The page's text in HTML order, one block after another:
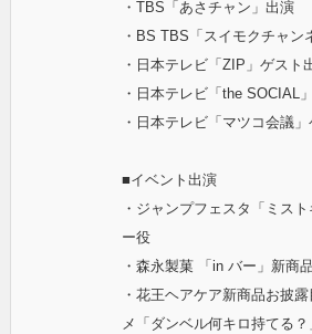
・TBS「あさチャン」出演
・BS TBS「スイモクチャン
・日本テレビ「ZIP」ゲスト
・日本テレビ「the SOCIAL
・日本テレビ「マツコ会議
■イベント出演
・ジャンプフェスタ「ミス
ー役
・森永製菓 「in バー」新商
・花王ヘアケア新商品お披
メ「ダンベル何キロ持てる？